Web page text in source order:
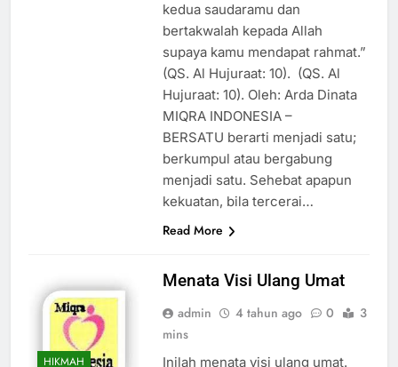
kedua saudaramu dan
bertakwalah kepada Allah
supaya kamu mendapat rahmat.”
(QS. Al Hujuraat: 10). (QS. Al
Hujuraat: 10). Oleh: Arda Dinata
MIQRA INDONESIA –
BERSATU berarti menjadi satu;
berkumpul atau bergabung
menjadi satu. Sehebat apapun
kekuatan, bila tercerai…
Read More
HIKMAH
Menata Visi Ulang Umat
admin 4 tahun ago 0
3
mins
Inilah menata visi ulang umat.